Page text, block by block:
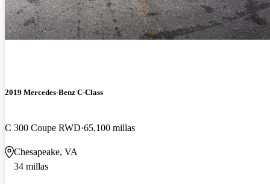
2019 Mercedes-Benz C-Class
C 300 Coupe RWD 65,100 millas
Chesapeake, VA
34 millas